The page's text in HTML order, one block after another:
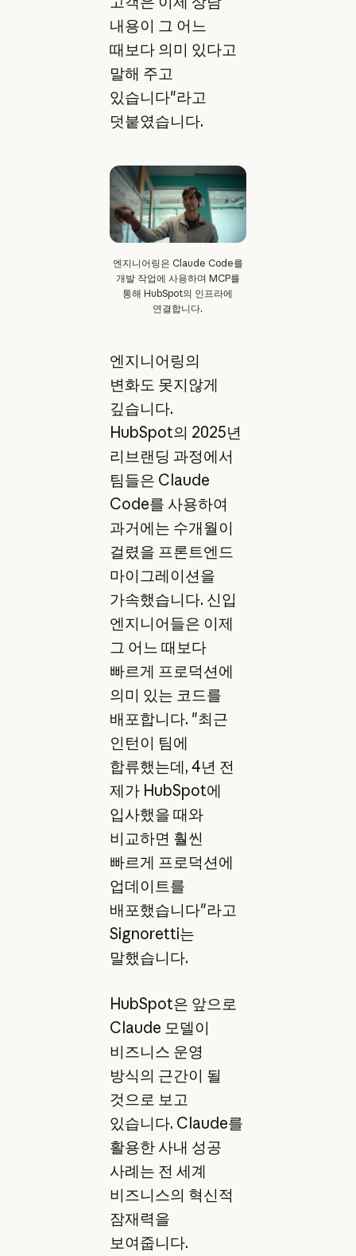
내용이 그 어느
때보다 의미 있다고
말해 주고
있습니다"라고
덧붙였습니다.
엔지니어링은 Claude Code를
개발 작업에 사용하며 MCP를
통해 HubSpot의 인프라에
연결합니다.
엔지니어링의
변화도 못지않게
깊습니다.
HubSpot의 2025년
리브랜딩 과정에서
팀들은 Claude
Code를 사용하여
과거에는 수개월이
걸렸을 프론트엔드
마이그레이션을
가속했습니다. 신입
엔지니어들은 이제
그 어느 때보다
빠르게 프로덕션에
의미 있는 코드를
배포합니다. "최근
인턴이 팀에
합류했는데, 4년 전
제가 HubSpot에
입사했을 때와
비교하면 훨씬
빠르게 프로덕션에
업데이트를
배포했습니다"라고
Signoretti는
말했습니다.
HubSpot은 앞으로
Claude 모델이
비즈니스 운영
방식의 근간이 될
것으로 보고
있습니다. Claude를
활용한 사내 성공
사례는 전 세계
비즈니스의 혁신적
잠재력을
보여줍니다.